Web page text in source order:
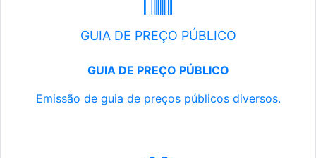
GUIA DE PREÇO PÚBLICO
GUIA DE PREÇO PÚBLICO
Emissão de guia de preços públicos diversos.